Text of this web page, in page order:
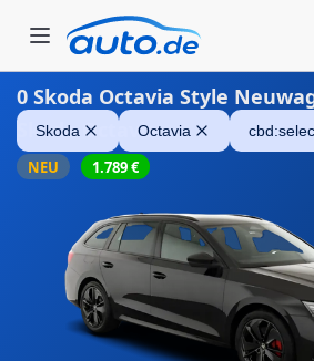
0 Skoda Octavia Style
Skoda Octavia
Skoda Octavia
NEU 1.789€